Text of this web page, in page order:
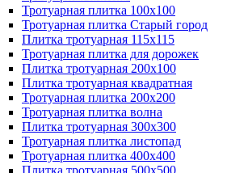
Тротуарная плитка 100x100
Тротуарная плитка Старый город
Плитка тротуарная 115x115
Тротуарная плитка для дорожек
Плитка тротуарная 200х100
Плитка тротуарная квадратная
Тротуарная плитка 200х200
Тротуарная плитка волна
Плитка тротуарная 300х300
Тротуарная плитка листопад
Тротуарная плитка 400х400
Плитка тротуарная 500x500